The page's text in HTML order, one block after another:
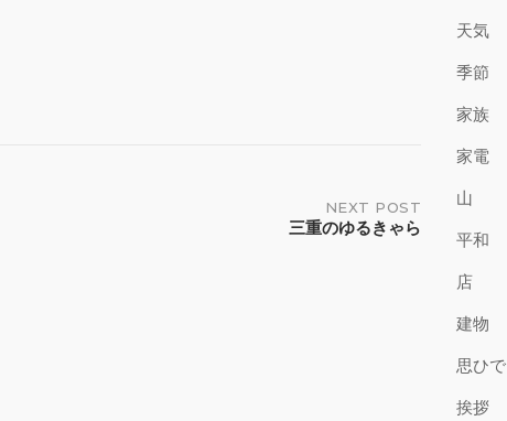
NEXT POST
三重のゆるきゃら
天気
季節
家族
家電
山
平和
店
建物
思ひで
挨拶